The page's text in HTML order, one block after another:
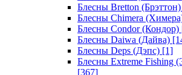
Блесны Bretton (Брэттон)
Блесны Chimera
Блесны Condor (Кондор)
Блесны Daiwa (Дайва)
Блесны Deps (Дэпс) [1]
Блесны Extreme Fishing
[367]